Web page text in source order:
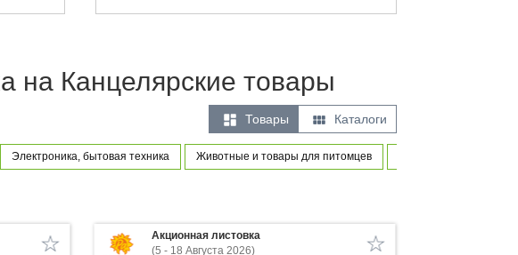
на Канцелярские товары
 Товары  Каталоги
Электроника, бытовая техника Животные и товары для питомцев
Акционная листовка
(5 - 18 Августа 2026)